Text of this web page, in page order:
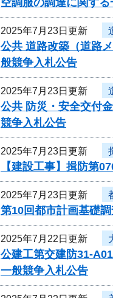
2025年7月23日更新
公共 道路改築（道路
般競争入札公告
2025年7月23日更新
公共 防災・安全交付
競争入札公告
2025年7月23日更新
【建設工事】揖防第
2025年7月23日更新
第10回都市計画基礎
2025年7月22日更新
公建工第交建防31-
一般競争入札公告